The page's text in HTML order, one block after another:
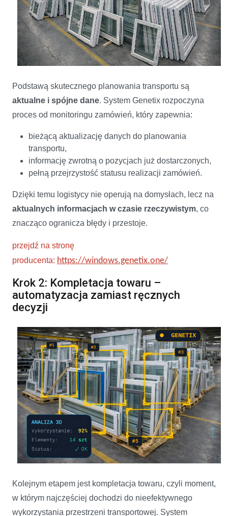
Podstawą skutecznego planowania transportu są
aktualne i spójne dane. System Genetix rozpoczyna
proces od monitoringu zamówień, który zapewnia:
bieżącą aktualizację danych do planowania
transportu,
informację zwrotną o pozycjach już dostarczonych,
pełną przejrzystość statusu realizacji zamówień.
Dzięki temu logistycy nie operują na domysłach, lecz na
aktualnych informacjach w czasie rzeczywistym, co
znacząco ogranicza błędy i przestoje.
przejdź na stronę
producenta: https://windows.genetix.one/
Krok 2: Kompletacja towaru –
automatyzacja zamiast ręcznych
decyzji
Kolejnym etapem jest kompletacja towaru, czyli moment,
w którym najczęściej dochodzi do nieefektywnego
wykorzystania przestrzeni transportowej. System